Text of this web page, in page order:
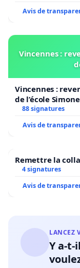
Avis de
Vincennes :
Vincennes :
de l’école
88 signatures
Avis de
Remettre la
4 signatures
Avis de
LANCEZ
Y a-t-